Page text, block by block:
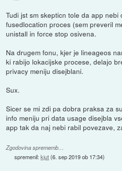
Tudi jst sm skepticn tole da app nebi
fusedlocation proces (sem preveril
unistall in force stop osivena.
Na drugem fonu, kjer je lineageos
ki rabijo lokacijske procese, delajo
privacy meniju disejblani.
Sux.
Sicer se mi zdi pa dobra praksa za
info meniju pri data usage disejbla
app tak da naj nebi rabil povezave,
Zgodovina sprememb…
spremenil:kjut(6. sep 2019 ob 17:34)